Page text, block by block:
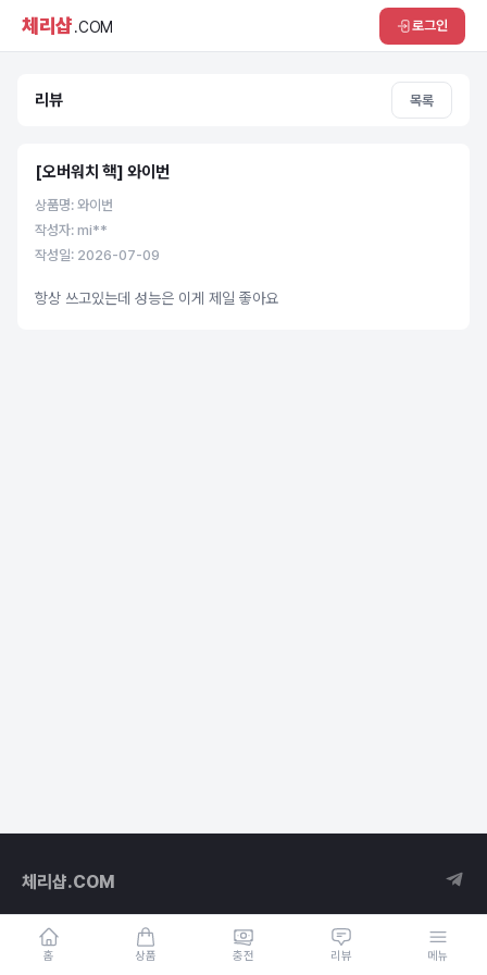
체리샵.COM 로그인
리뷰 목록
[오버워치 핵] 와이번
상품명: 와이번
작성자: mi**
작성일: 2026-07-09
항상 쓰고있는데 성능은 이게 제일 좋아요
홈 상품 충전 리뷰 메뉴
체리샵.COM